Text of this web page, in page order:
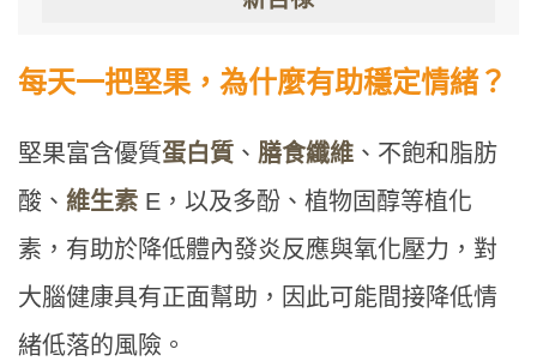
每天一把堅果，為什麼有助穩定情緒？
堅果富含優質蛋白質 、 膳食纖維 、不飽和脂肪
酸、 維生素 E，以及多酚、植物固醇等植化
素，有助於降低體內發炎反應與氧化壓力，對
大腦健康具有正面幫助，因此可能間接降低情
緒低落的風險。